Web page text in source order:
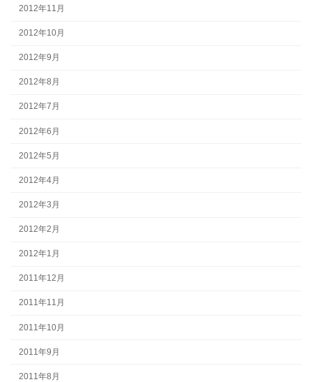
2012年11月
2012年10月
2012年9月
2012年8月
2012年7月
2012年6月
2012年5月
2012年4月
2012年3月
2012年2月
2012年1月
2011年12月
2011年11月
2011年10月
2011年9月
2011年8月